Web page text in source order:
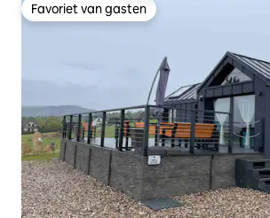
Favoriet van gasten
Favoriet van gasten